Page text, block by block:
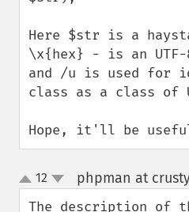
Here $str is a
\x{hex} - is an UTF-
and /u is used for
class as a class of
Hope, it'll be
up
down
12 phpman at
The description of